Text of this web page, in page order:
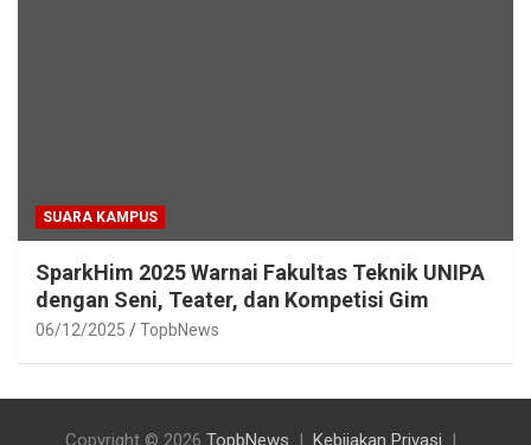
SUARA KAMPUS
SparkHim 2025 Warnai Fakultas Teknik UNIPA
dengan Seni, Teater, dan Kompetisi Gim
06/12/2025 TopbNews
Copyright © 2026 TopbNews Kebijakan Privasi